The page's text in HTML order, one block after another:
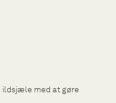
med at gøre